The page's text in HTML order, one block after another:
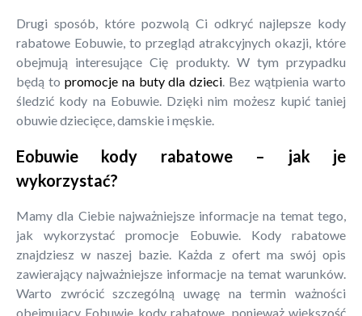
Drugi sposób, które pozwolą Ci odkryć najlepsze kody
rabatowe Eobuwie, to przegląd atrakcyjnych okazji, które
obejmują interesujące Cię produkty. W tym przypadku
będą to promocje na buty dla dzieci. Bez wątpienia warto
śledzić kody na Eobuwie. Dzięki nim możesz kupić taniej
obuwie dziecięce, damskie i męskie.
Eobuwie kody rabatowe – jak je
wykorzystać?
Mamy dla Ciebie najważniejsze informacje na temat tego,
jak wykorzystać promocje Eobuwie. Kody rabatowe
znajdziesz w naszej bazie. Każda z ofert ma swój opis
zawierający najważniejsze informacje na temat warunków.
Warto zwrócić szczególną uwagę na termin ważności
obejmujący Eobuwie kody rabatowe, ponieważ większość